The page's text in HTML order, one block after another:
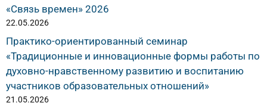
«Связь времен» 2026
22.05.2026
Практико-ориентированный семинар
«Традиционные и инновационные формы работы по
духовно-нравственному развитию и воспитанию
участников образовательных отношений»
21.05.2026